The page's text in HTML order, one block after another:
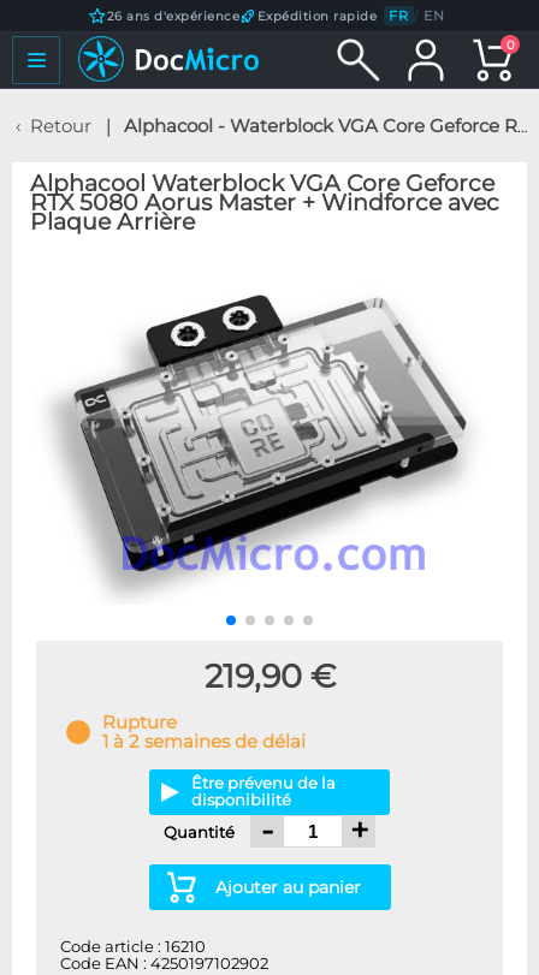
26 ans d'expérience Expédition rapide FR / EN
0
Retour Alphacool - Waterblock VGA Core Geforce RTX 5080 Aorus Master + Windforce avec Plaque Arrière
Alphacool Waterblock VGA Core Geforce
RTX 5080 Aorus Master + Windforce avec
Plaque Arrière
219,90 €
Rupture
1 à 2 semaines de délai
Être prévenu de la
disponibilité
Quantité
- +
Ajouter au panier
Code article : 16210
Code EAN : 4250197102902